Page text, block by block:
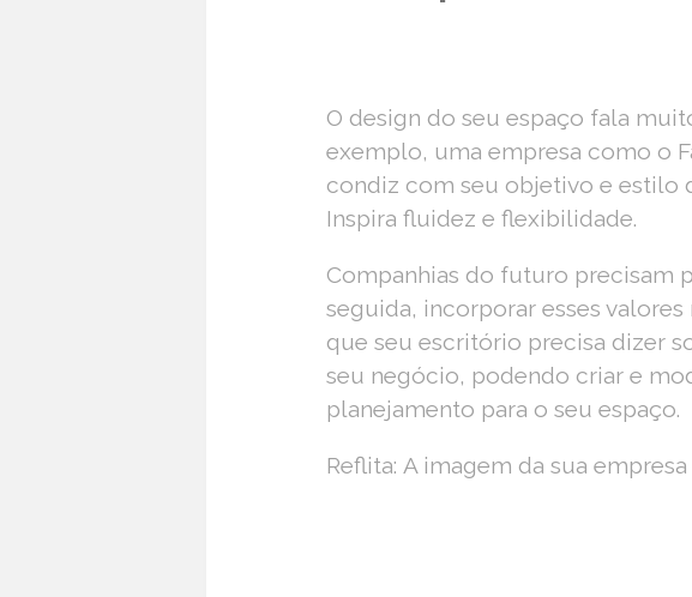
O design do seu espaço fala
exemplo, uma empresa como o
condiz com seu objetivo e estilo
Inspira fluidez e flexibilidade.
Companhias do futuro precisam
seguida, incorporar esses valores
que seu escritório precisa dizer
seu negócio, podendo criar e
planejamento para o seu espaço.
Reflita: A imagem da sua